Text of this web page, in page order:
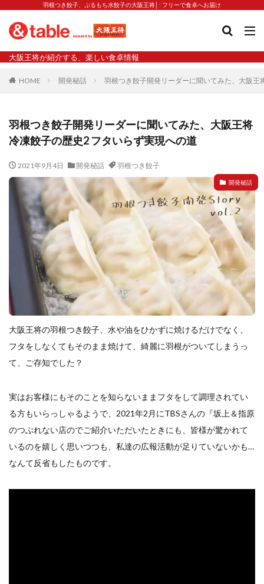
羽根つき餃子、ぷるもち水餃子の大阪王将│5フリーで食卓へお届け
大阪王将が紹介する、楽しい食卓情報
HOME 開発秘話 羽根つき餃子開発リーダーに聞いてみた、大阪
羽根つき餃子開発リーダーに聞いてみた、大阪王将
冷凍餃子の歴史2 フタいらず実現への道
2021年9月4日 開発秘話 羽根つき餃子
開発秘話
大阪王将の羽根つき餃子、水や油をひかずに焼けるだけでなく、
フタをしなくてもそのまま焼けて、綺麗に羽根がついてしまうっ
て、ご存知でした？
実はお客様にもそのことを知らないままフタをして調理されてい
る方もいらっしゃるようで、2021年2月にTBSさんの『坂上＆指原
のつぶれない店のでご紹介いただいたときにも、皆様が驚かれて
いるのを嬉しく思いつつも、私達の広報活動が足りていないかも…
なんて反省もしたものです。
タグ
2023新商品 炒飯の素 業務スーパー
水餃子
減塩
渡韓 渡韓ごっこ 炒飯
焼きそば
焼売と飲みたい
焼酎 猛暑 栄養
春雨
白くなる
小籠包
大阪王将 背徳のバターすぎるぎょうざ
宇都宮
宮崎辛麺 宮崎餃子
小籠包と飲みたい
昇華
居酒屋 弁当 担々麺
揚げ餃子
新商品
生産者
外食事業
食の安全
鉄ラー油
鍋スープ
開発秘話
関西万博 食と栄養 餃子
餃子と食べたい
餃子と飲みたい
麺
麻婆豆腐
麻辣湯 通販
節約
肉汁爆弾餃子
羽根つき スタミナ肉餃子
羽根つきタン塩餃子
羽根つき餃子
肉ニラ水餃子
肉まん・豚まん
肉餃子 豚まん
膨らむ
蒸籠
衛生管理
夏
5フリー
お酒
おうちde街中華コミュニティ
おうちごはん
おでん
お取り寄せ
お好み焼き お弁当
キッチンSCM
うどん
キャンプ
キャンペーン
クリスピーひとくち餃子